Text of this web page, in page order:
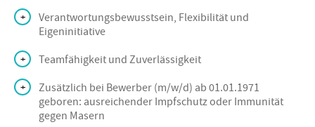
Verantwortungsbewusstsein, Flexibilität und
Eigeninitiative
Teamfähigkeit und Zuverlässigkeit
Zusätzlich bei Bewerber (m/w/d) ab 01.01.1971
geboren: ausreichender Impfschutz oder Immunität
gegen Masern